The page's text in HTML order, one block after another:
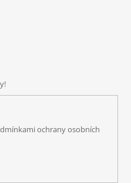
ochrany osobních